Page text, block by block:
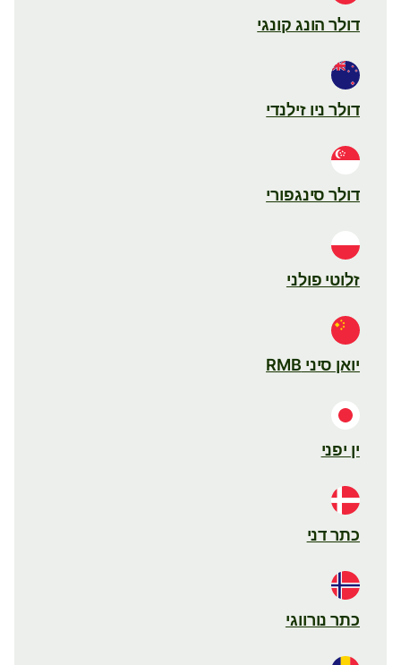
דולר הונג קונגי
דולר ניו זילנדי
דולר סינגפורי
זלוטי פולני
יואן סיני RMB
ין יפני
כתר דני
כתר נורווגי